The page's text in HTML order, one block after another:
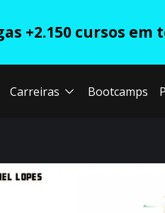
+2.150 cursos em
Carreiras Bootcamps